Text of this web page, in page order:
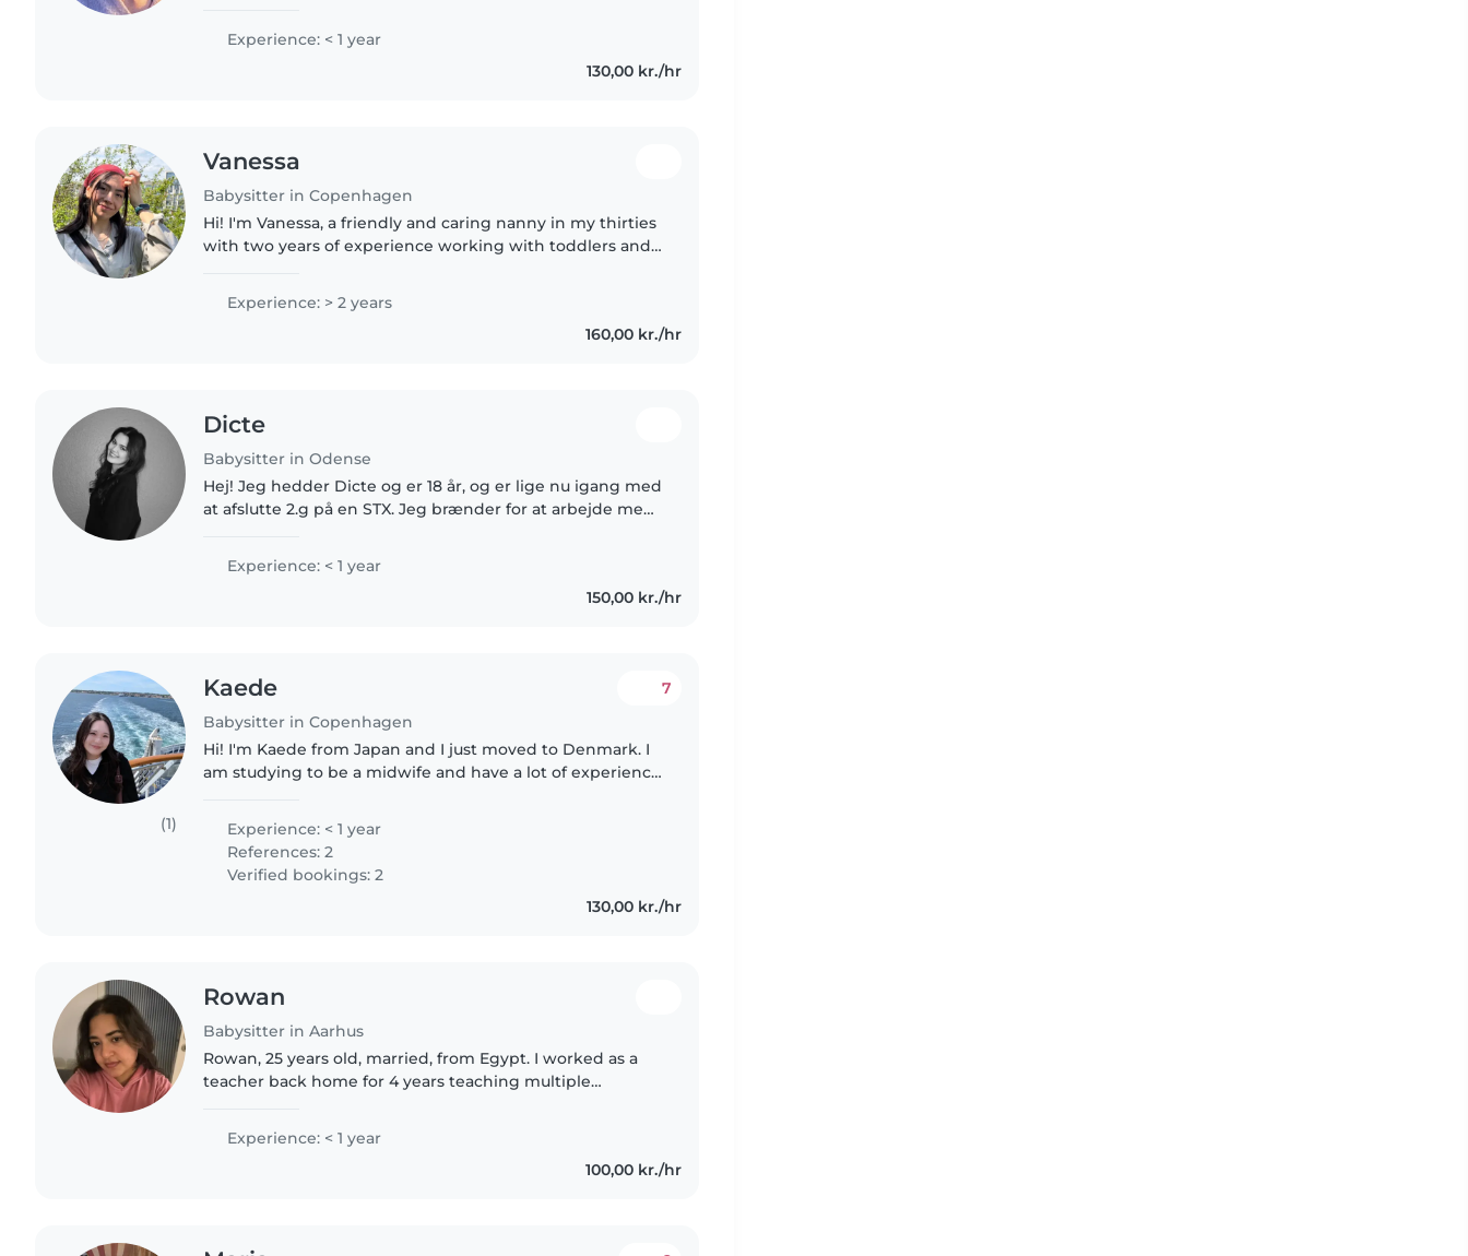
fætter og er meget tålmodig..
Experience: < 1 year
130,00 kr./hr
Vanessa
Babysitter in Copenhagen
Hi! I'm Vanessa, a friendly and caring nanny in my thirties
with two years of experience working with toddlers and
doing household..
Experience: > 2 years
160,00 kr./hr
Dicte
Babysitter in Odense
Hej! Jeg hedder Dicte og er 18 år, og er lige nu igang med
at afslutte 2.g på en STX. Jeg brænder for at arbejde med
hvor jeg..
Experience: < 1 year
150,00 kr./hr
(1)
Kaede
Babysitter in Copenhagen
7
Hi! I'm Kaede from Japan and I just moved to Denmark. I
am studying to be a midwife and have a lot of experience
am looking..
Experience: < 1 year
References: 2
Verified bookings: 2
130,00 kr./hr
Rowan
Babysitter in Aarhus
Rowan, 25 years old, married, from Egypt. I worked as a
teacher back home for 4 years teaching multiple
Experience: < 1 year
100,00 kr./hr